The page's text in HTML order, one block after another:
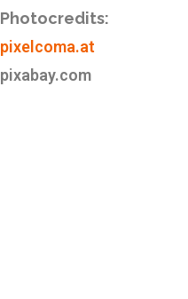
Photocredits:
pixelcoma.at
pixabay.com